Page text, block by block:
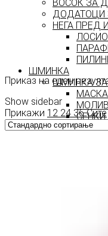
ВОСОК ЗА
ДОДАТОЦИ
НЕГА ПРЕД
ШМИНКА
ШМИНКА ЗА
ТУШ
NATURAL
Приказ на еден
Show sidebar
Прикажи 12 24 36 Сите